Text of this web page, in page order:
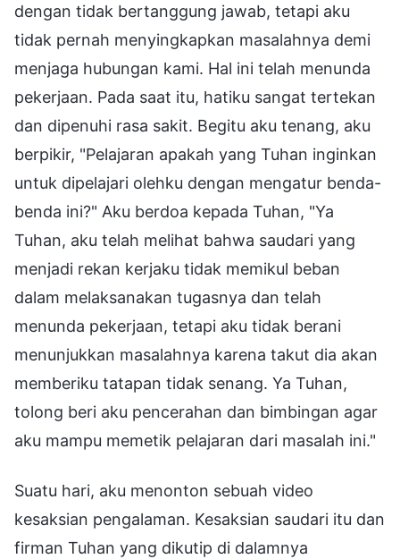
dengan tidak bertanggung jawab, tetapi aku
tidak pernah menyingkapkan masalahnya demi
menjaga hubungan kami. Hal ini telah menunda
pekerjaan. Pada saat itu, hatiku sangat tertekan
dan dipenuhi rasa sakit. Begitu aku tenang, aku
berpikir, "Pelajaran apakah yang Tuhan inginkan
untuk dipelajari olehku dengan mengatur benda-
benda ini?" Aku berdoa kepada Tuhan, "Ya
Tuhan, aku telah melihat bahwa saudari yang
menjadi rekan kerjaku tidak memikul beban
dalam melaksanakan tugasnya dan telah
menunda pekerjaan, tetapi aku tidak berani
menunjukkan masalahnya karena takut dia akan
memberiku tatapan tidak senang. Ya Tuhan,
tolong beri aku pencerahan dan bimbingan agar
aku mampu memetik pelajaran dari masalah ini."
Suatu hari, aku menonton sebuah video
kesaksian pengalaman. Kesaksian saudari itu dan
firman Tuhan yang dikutip di dalamnya